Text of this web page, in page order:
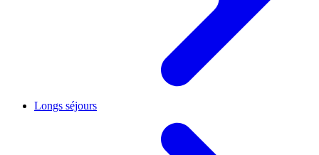
Longs séjours